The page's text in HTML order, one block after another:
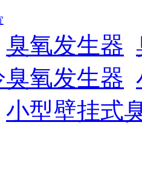
臭氧发生器
氧发生器
小型壁挂式